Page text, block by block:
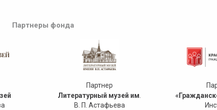
Партнеры фонда
Партнер
Литературный музей им
В. П. Астафьева